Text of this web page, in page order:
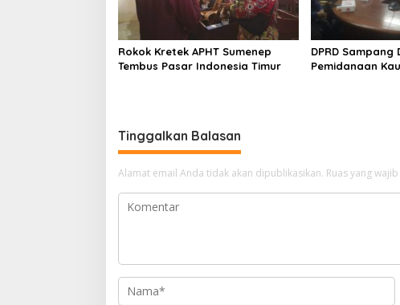
Rokok Kretek APHT Sumenep
Tembus Pasar Indonesia Timur
DPRD Sampang
Pemidanaan
Tinggalkan Balasan
Alamat email Anda tidak akan dipublikasikan. Ruas yang